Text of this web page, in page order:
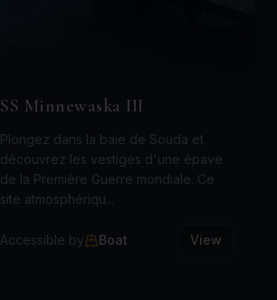
SS Minnewaska III
Plongez dans la baie de Souda et
découvrez les vestiges d'une épave
de la Première Guerre mondiale. Ce
site atmosphériqu...
Accessible by Boat View